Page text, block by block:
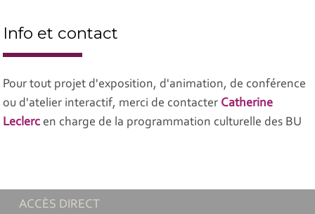
Info et contact
Pour tout projet d'exposition, d'animation, de conférence
ou d'atelier interactif, merci de contacter Catherine
Leclerc en charge de la programmation culturelle des BU
ACCÈS DIRECT